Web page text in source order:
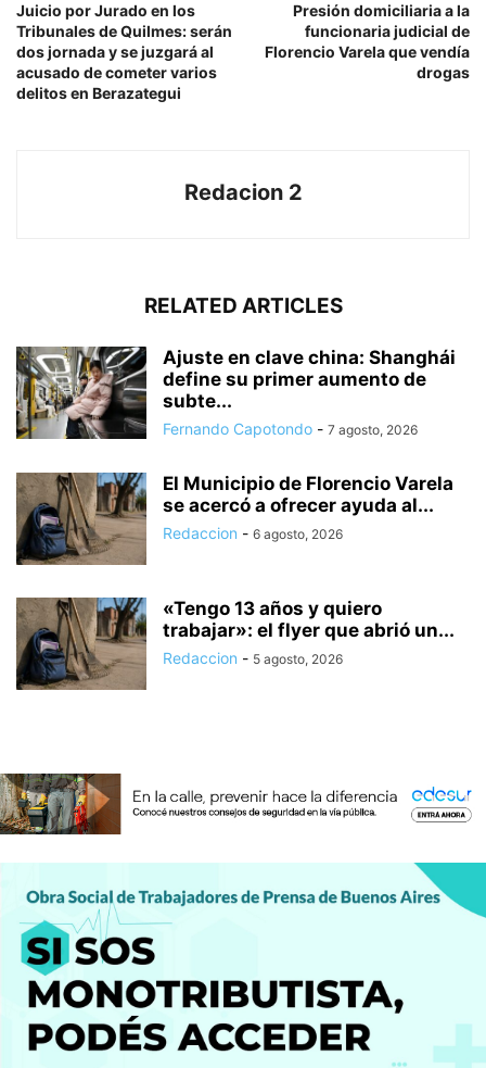
Juicio por Jurado en los
Tribunales de Quilmes: serán
dos jornada y se juzgará al
acusado de cometer varios
delitos en Berazategui
Presión domiciliaria a la
funcionaria judicial de
Florencio Varela que vendía
drogas
Redacion 2
RELATED ARTICLES
Ajuste en clave china: Shanghái
define su primer aumento de
subte...
Fernando Capotondo - 7 agosto, 2026
El Municipio de Florencio Varela
se acercó a ofrecer ayuda al...
Redaccion - 6 agosto, 2026
«Tengo 13 años y quiero
trabajar»: el flyer que abrió un...
Redaccion - 5 agosto, 2026